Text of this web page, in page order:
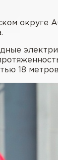
18